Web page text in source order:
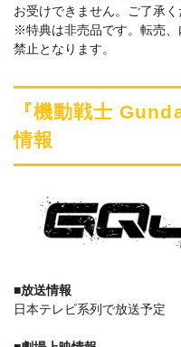
お受けできません。ご了承く
※特典は非売品です。転売
禁止となります。
『機動戦士
情報
■放送情報
日本テレビ系列で放送予定